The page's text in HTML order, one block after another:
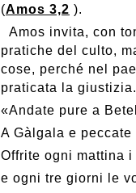
(Amos 3,2 ).
Amos invita, con
pratiche del culto,
cose, perché nel
praticata la giustizia.
«Andate pure a
A Gàlgala e
Offrite ogni mattina
e ogni tre giorni le